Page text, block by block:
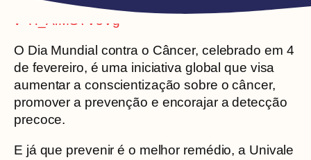
v=H_ArMSTV5Vg
O Dia Mundial contra o Câncer, celebrado em 4
de fevereiro, é uma iniciativa global que visa
aumentar a conscientização sobre o câncer,
promover a prevenção e encorajar a detecção
precoce.
E já que prevenir é o melhor remédio, a Univale